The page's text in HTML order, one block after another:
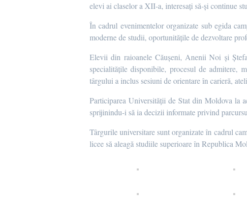
elevi ai claselor a XII-a, interesați să-și continue
În cadrul evenimentelor organizate sub egida
moderne de studii, oportunitățile de dezvoltare
Elevii din raioanele Căușeni, Anenii Noi și
specialitățile disponibile, procesul de admitere,
târgului a inclus sesiuni de orientare în carieră,
Participarea Universității de Stat din Moldova la
sprijinindu-i să ia decizii informate privind
Târgurile universitare sunt organizate în cadrul
licee să aleagă studiile superioare în Republica